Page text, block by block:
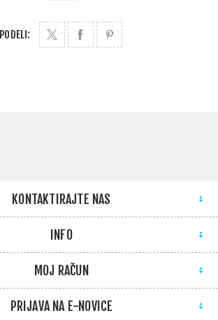
PODELI:
KONTAKTIRAJTE NAS
INFO
MOJ RAČUN
PRIJAVA NA E-NOVICE